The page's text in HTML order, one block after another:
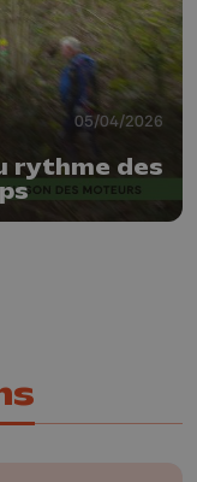
05/04/2026
rythme des